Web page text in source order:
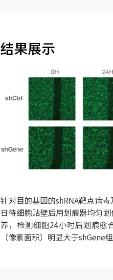
结果展示
针对目的基因的shRNA靶点病
日待细胞贴壁后用划痕器均匀
养，检测细胞24小时后划痕愈
（像素面积）明显大于shGene